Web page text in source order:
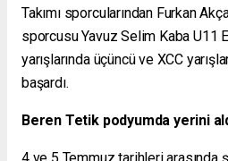
Takımı sporcularından Furkan
sporcusu Yavuz Selim Kaba U11
yarışlarında üçüncü ve XCC
başardı.
Beren Tetik podyumda yerini